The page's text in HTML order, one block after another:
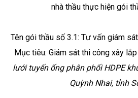
nhà thầu thực hiện gói
Tên gói thầu số 3.1: Tư vấn giám
Mục tiêu: Giám sát thi công xây
lưới tuyến ống phân phối HDPE
Quỳnh Nhai, tỉnh